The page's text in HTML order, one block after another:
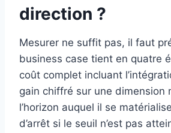
direction ?
Mesurer ne suffit pas, il faut
business case tient en quatre
coût complet incluant
gain chiffré sur une dimension
l’horizon auquel il se
d’arrêt si le seuil n’est pas